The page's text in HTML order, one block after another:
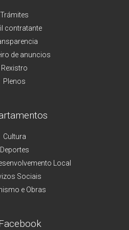
Trámites
contratante
de anuncios
Rexistro
Plenos
Cultura
Deportes
Local
Sociais
e Obras